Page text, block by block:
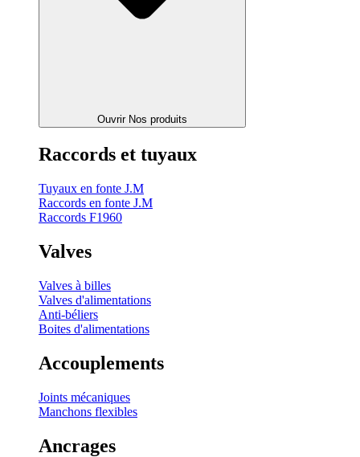
Ouvrir Nos produits
Raccords et tuyaux
Tuyaux en fonte J.M
Raccords en fonte J.M
Raccords F1960
Valves
Valves à billes
Valves d'alimentations
Anti-béliers
Boites d'alimentations
Accouplements
Joints mécaniques
Manchons flexibles
Ancrages